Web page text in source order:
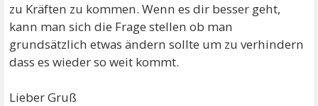
zu Kräften zu kommen. Wenn es dir besser geht,
kann man sich die Frage stellen ob man
grundsätzlich etwas ändern sollte um zu verhindern
dass es wieder so weit kommt.
Lieber Gruß